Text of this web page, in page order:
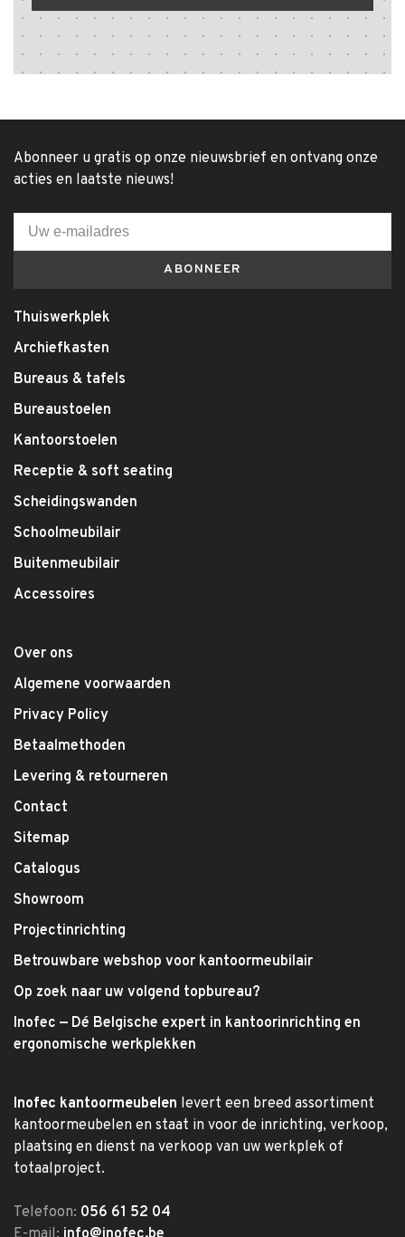
Abonneer u gratis op onze nieuwsbrief en ontvang onze
acties en laatste nieuws!
ABONNEER
Thuiswerkplek
Archiefkasten
Bureaus & tafels
Bureaustoelen
Kantoorstoelen
Receptie & soft seating
Scheidingswanden
Schoolmeubilair
Buitenmeubilair
Accessoires
Over ons
Algemene voorwaarden
Privacy Policy
Betaalmethoden
Levering & retourneren
Contact
Sitemap
Catalogus
Showroom
Projectinrichting
Betrouwbare webshop voor kantoormeubilair
Op zoek naar uw volgend topbureau?
Inofec — Dé Belgische expert in kantoorinrichting en
ergonomische werkplekken
Inofec kantoormeubelen levert een breed assortiment
kantoormeubelen en staat in voor de inrichting, verkoop,
plaatsing en dienst na verkoop van uw werkplek of
totaalproject.
Telefoon: 056 61 52 04